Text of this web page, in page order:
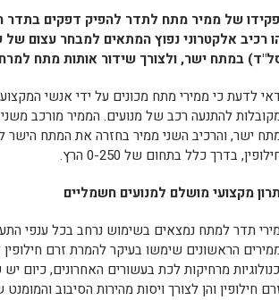
של ממיר מתח לתדר להפיק דפקים
רכיב אלקטרוני נפוץ המתאים למבחר עצום
במתח ישר, ולצורך שידור אותות מתח
לדעת כי ממירי מתח מכונים על ידי אנשי
להתנעה רכב של מנועים. הממיר מורכב
ישר, והרכיב השני ממיר בחזרה את המתח הישר
בדרך כלל בתחום של 0-250 הרץ.
מקצועי מושלם למנועים חשמליים
תדר למתח נמצאים בשימוש נרחב בכל ענפי
הראשונים שימשו בעיקר להמרת זרם
מרחיקות לכת בעשורים האחרונים, כיום
חילופין והן לצורך ויסות מהירות הסיבוב